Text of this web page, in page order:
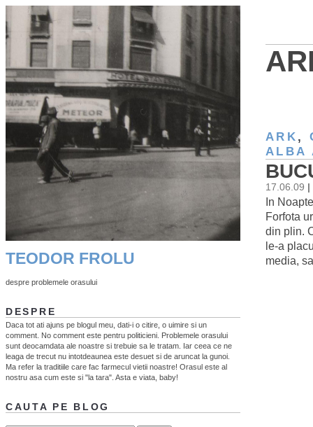
ARK ,
ALBA
17.06.09
In
Forfota
din plin.
le-a
media,
TEODOR FROLU
despre problemele orasului
DESPRE
Daca tot ati ajuns pe blogul meu, dati-i o citire, o uimire si un
comment. No comment este pentru politicieni. Problemele orasului
sunt deocamdata ale noastre si trebuie sa le tratam. Iar ceea ce ne
leaga de trecut nu intotdeaunea este desuet si de aruncat la gunoi.
Ma refer la traditiile care fac farmecul vietii noastre! Orasul este al
nostru asa cum este si "la tara". Asta e viata, baby!
CAUTA PE BLOG